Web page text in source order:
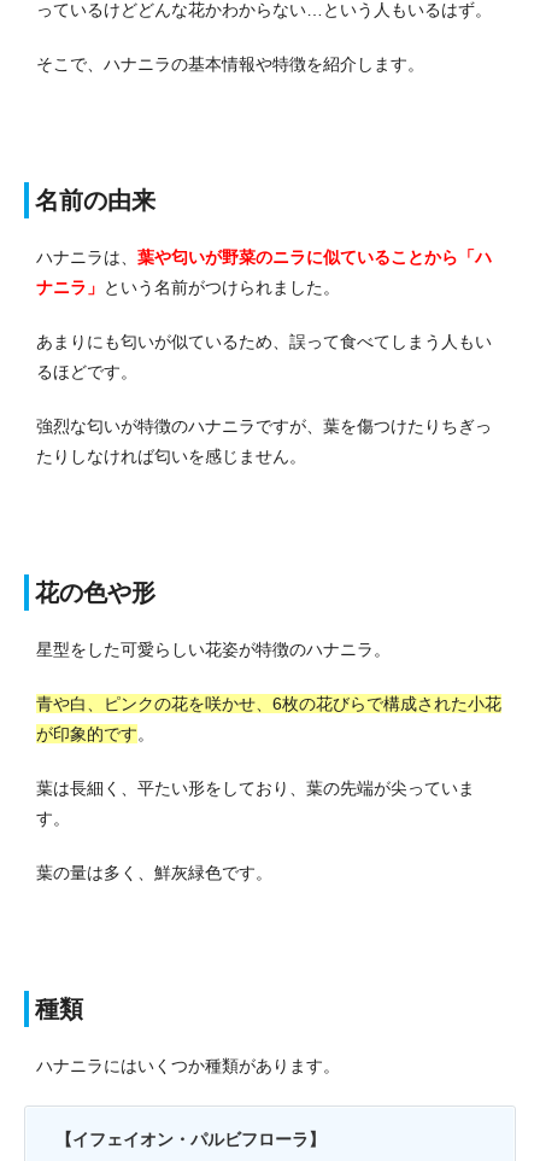
っているけどどんな花かわからない…という人もいるはず。
そこで、ハナニラの基本情報や特徴を紹介します。
名前の由来
ハナニラは、 葉や匂いが野菜のニラに似ていることから 「ハ
ナニラ」 という名前がつけられました。
あまりにも匂いが似ているため、誤って食べてしまう人もい
るほどです。
強烈な匂いが特徴のハナニラですが、葉を傷つけたりちぎっ
たりしなければ匂いを感じません。
花の色や形
星型をした可愛らしい花姿が特徴のハナニラ。
青や白、ピンクの花を咲かせ、6枚の花びらで構成された小花
が印象的です。
葉は長細く、平たい形をしており、葉の先端が尖っていま
す。
葉の量は多く、鮮灰緑色です。
種類
ハナニラにはいくつか種類があります。
【イフェイオン・パルビフローラ】